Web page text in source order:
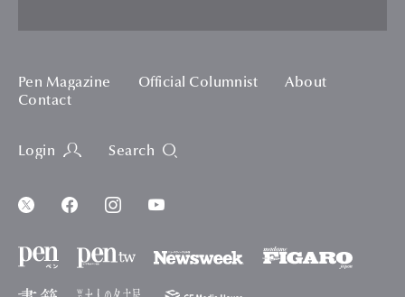
Pen Magazine Official Columnist
About
Contact
Login Search